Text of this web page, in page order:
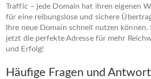
Traffic – jede Domain hat ihren eigenen
für eine reibungslose und sichere
Ihre neue Domain schnell nutzen können.
jetzt die perfekte Adresse für mehr
und Erfolg!
Häufige Fragen und